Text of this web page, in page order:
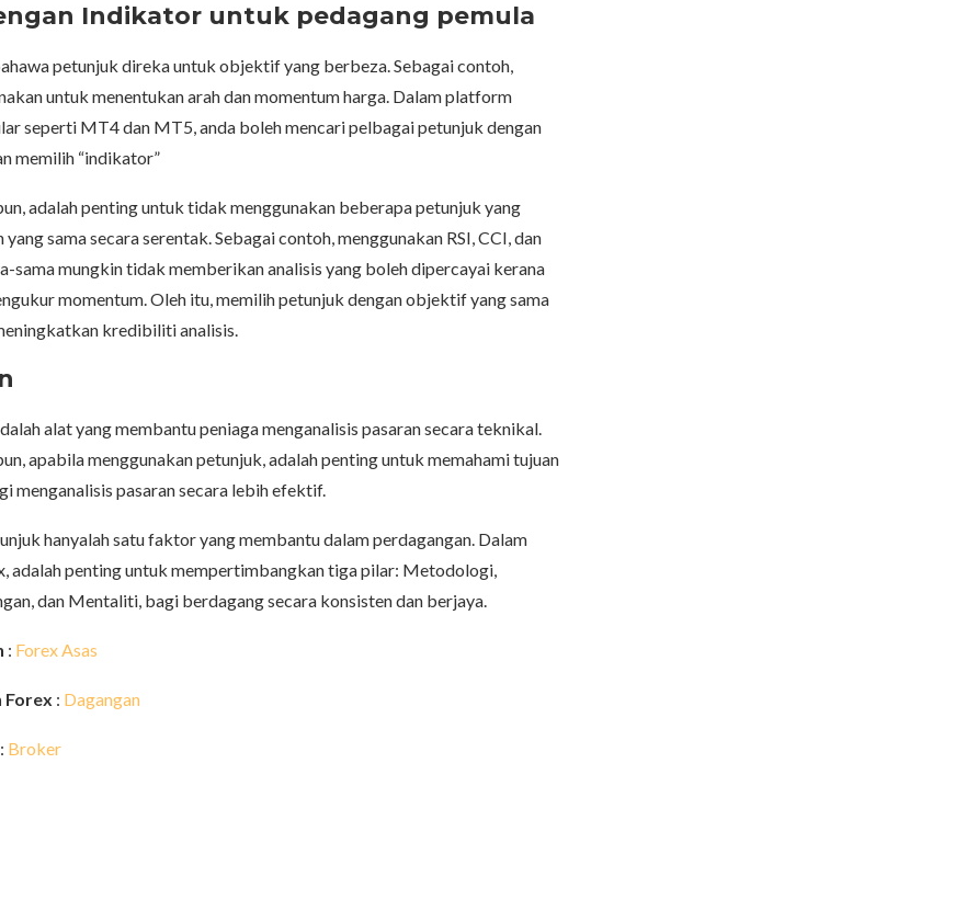
Indikator untuk pedagang pemula
petunjuk direka untuk objektif yang berbeza. Sebagai contoh,
untuk menentukan arah dan momentum harga. Dalam platform
seperti MT4 dan MT5, anda boleh mencari pelbagai petunjuk dengan
memilih “indikator”
adalah penting untuk tidak menggunakan beberapa petunjuk yang
sama secara serentak. Sebagai contoh, menggunakan RSI, CCI, dan
sama mungkin tidak memberikan analisis yang boleh dipercayai kerana
momentum. Oleh itu, memilih petunjuk dengan objektif yang sama
kredibiliti analisis.
alat yang membantu peniaga menganalisis pasaran secara teknikal.
apabila menggunakan petunjuk, adalah penting untuk memahami tujuan
menganalisis pasaran secara lebih efektif.
hanyalah satu faktor yang membantu dalam perdagangan. Dalam
adalah penting untuk mempertimbangkan tiga pilar: Metodologi,
dan Mentaliti, bagi berdagang secara konsisten dan berjaya.
: Forex Asas
Forex : Dagangan
: Broker